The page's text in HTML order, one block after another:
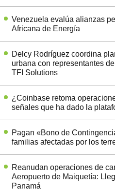
Venezuela evalúa alianzas
Africana de Energía
Delcy Rodríguez coordina
urbana con representantes
TFI Solutions
¿Coinbase retoma
señales que ha dado la
Pagan «Bono de
familias afectadas por los
Reanudan operaciones de
Aeropuerto de Maiquetía:
Panamá